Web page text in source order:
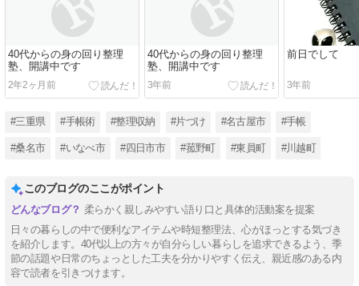
40代からの身の回り整理
塾、開講中です
2年2ヶ月前
40代からの身の回り整理
塾、開講中です
3年前
前日でして
3年前
#三重県 #手帳術 #整理収納 #片づけ #名古屋市 #手帳
#桑名市 #いなべ市 #四日市市 #菰野町 #東員町 #川越町
このブログのここがポイント
柔らかく親しみやすい語り口と具体的活動案を提案
日々の暮らしの中で便利なアイテムや時短整理法、心がほっとする気づき
を紹介します。40代以上の方々が自分らしい暮らしを追求できるよう、季
節の話題や日常のちょっとした工夫を分かりやすく伝え、親近感のある内
容で読者を引きつけます。